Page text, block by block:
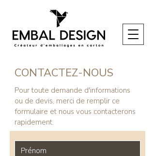
CONTACTEZ-NOUS
Pour toute demande d'informations
ou de devis, merci de remplir ce
formulaire et nous vous contacterons
rapidement.